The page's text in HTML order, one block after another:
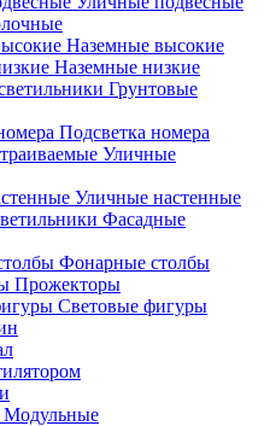
Наземные высокие
Наземные низкие
Грунтовые
Подсветка номера
Уличные
Уличные настенные
Фасадные
Фонарные столбы
Прожекторы
Световые фигуры
Модульные